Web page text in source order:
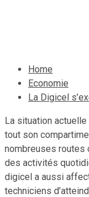
Home
Economie
La Digicel
La situation
tout son
nombreuses routes
des activités
digicel a aussi
techniciens